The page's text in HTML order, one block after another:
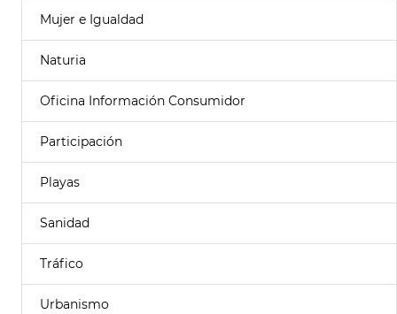
Mujer e Igualdad
Naturia
Oficina Información Consumidor
Participación
Playas
Sanidad
Tráfico
Urbanismo